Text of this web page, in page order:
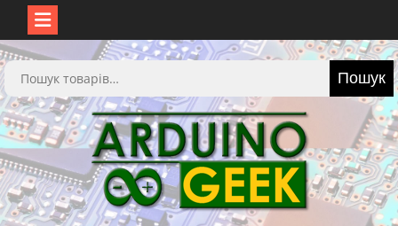
Перейти
до
вмісту
Шукати: Пошук